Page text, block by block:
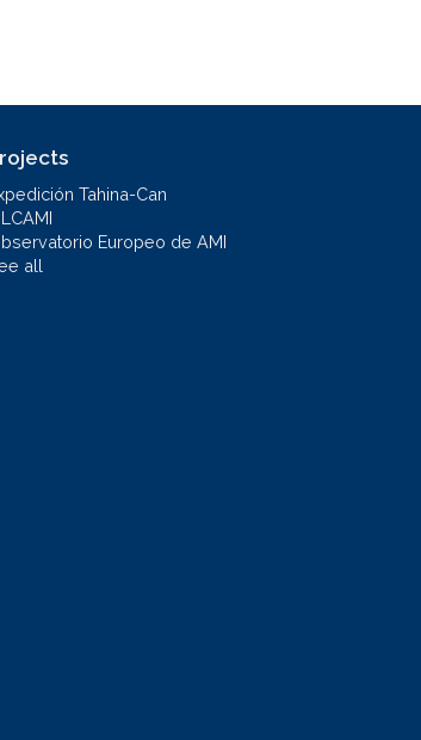
Tahina-Can
Europeo de AMI
all